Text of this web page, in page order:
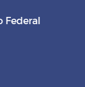
Federal